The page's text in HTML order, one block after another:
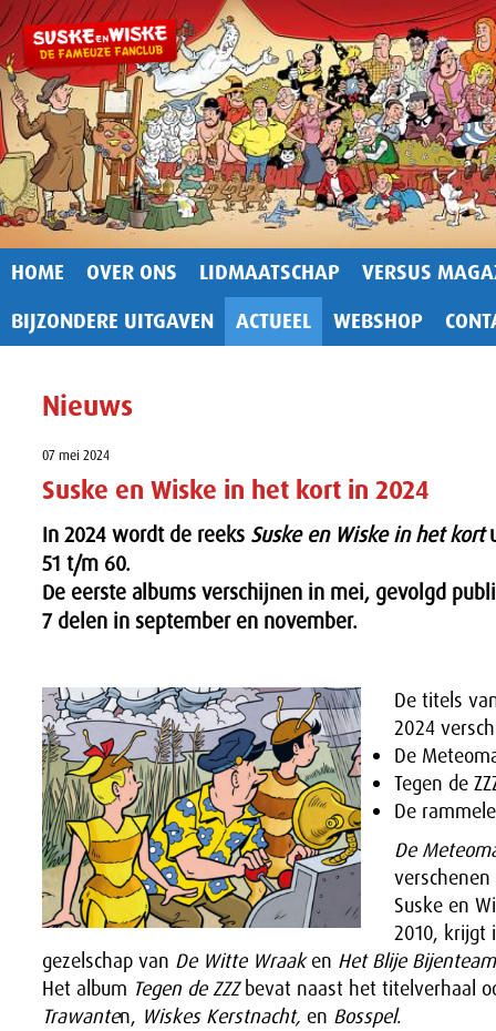
HOME OVER ONS LIDMAATSCHAP
VERSUS
BIJZONDERE UITGAVEN
ACTUEEL WEBSHOP
Nieuws
07 mei 2024
Suske en Wiske in het kort in 2024
In 2024 wordt de reeks Suske en Wiske in het kort
51 t/m 60.
De eerste albums verschijnen in mei, gevolgd
7 delen in september en november.
De titels
2024
De
Tegen de
De
De
Suske en
2010, krijgt
gezelschap van De Witte Wraaken Het Blije Bijenteam
Het album Tegen de ZZZbevat naast het titelverhaal
Trawanten, Wiskes Kerstnacht, en Bosspel.